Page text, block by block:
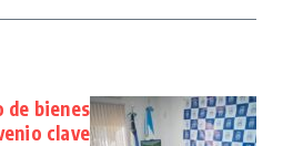
de bienes
clave